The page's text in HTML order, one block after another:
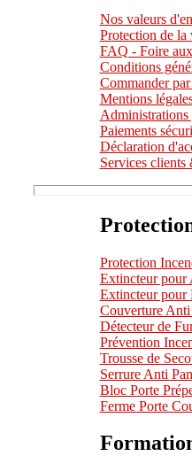
Nos valeurs
Protection de la
FAQ - Foire
Conditions
Commander
Mentions
Administrations
Paiements
Déclaration
Services
Protection
Extincteur pour
Extincteur pour
Couverture
Détecteur de
Prévention
Trousse de
Serrure Anti
Bloc Porte
Ferme Porte